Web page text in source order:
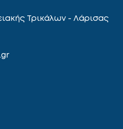
Τρικάλων - Λάρισας